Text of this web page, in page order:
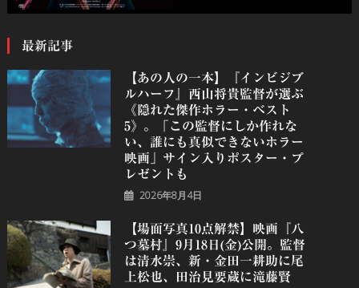
最新記事
【あの人の一本】『インビジブ
ルハーフ』⻄⼭将貴監督が選ぶ
《隠れた傑作ホラー・ベスト
5》。「この監督にしか作れな
い、誰にも真似できないホラー
映画」サイン入りポスター・プ
レゼントも
2026年8月4日
【場面写真10点解禁】映画『八
つ墓村』9月18日(金)公開。監督
は清水崇、新・金田一耕助に尾
上松也、田治見要蔵に滝藤賢